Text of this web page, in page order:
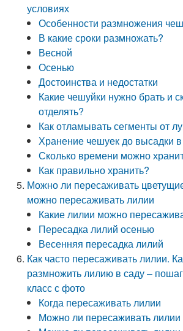
условиях
Особенности размножения
В какие сроки размножать?
Весной
Осенью
Достоинства и недостатки
Какие чешуйки нужно брать и
отделять?
Как отламывать сегменты от
Хранение чешуек до высадки
Сколько времени можно
Как правильно хранить?
Можно ли пересаживать
можно пересаживать лилии
Какие лилии можно
Пересадка лилий осенью
Весенняя пересадка лилий
Как часто пересаживать лилии.
размножить лилию в саду –
класс с фото
Когда пересаживать лилии
Можно ли пересаживать